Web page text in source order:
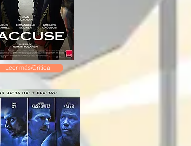
Leer más/Crítica